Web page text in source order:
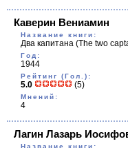
Каверин Вениамин
Название книги:
Два капитана (The two
Год:
1944
Рейтинг (Гол.):
5.0 (5)
Мнений:
4
Лагин Лазарь
Название книги: